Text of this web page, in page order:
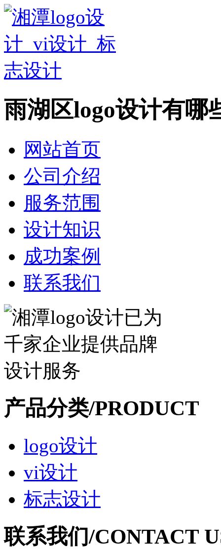
雨湖区logo设计有哪
网站首页
公司介绍
服务范围
设计知识
成功案例
联系我们
产品分类/PRODUCT
logo设计
vi设计
标志设计
联系我们/CONTACT